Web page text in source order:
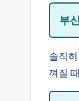
부
솔직
껴질